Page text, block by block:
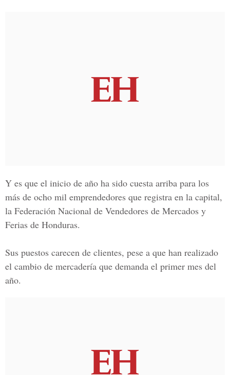
Y es que el inicio de año ha sido cuesta arriba para los
más de ocho mil emprendedores que registra en la capital,
la Federación Nacional de Vendedores de Mercados y
Ferias de Honduras.
Sus puestos carecen de clientes, pese a que han realizado
el cambio de mercadería que demanda el primer mes del
año.